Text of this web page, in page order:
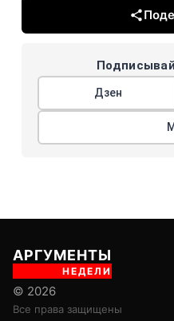
Дзен
АРГУМЕНТЫ
НЕДЕЛИ
© 2026
Все права защищены